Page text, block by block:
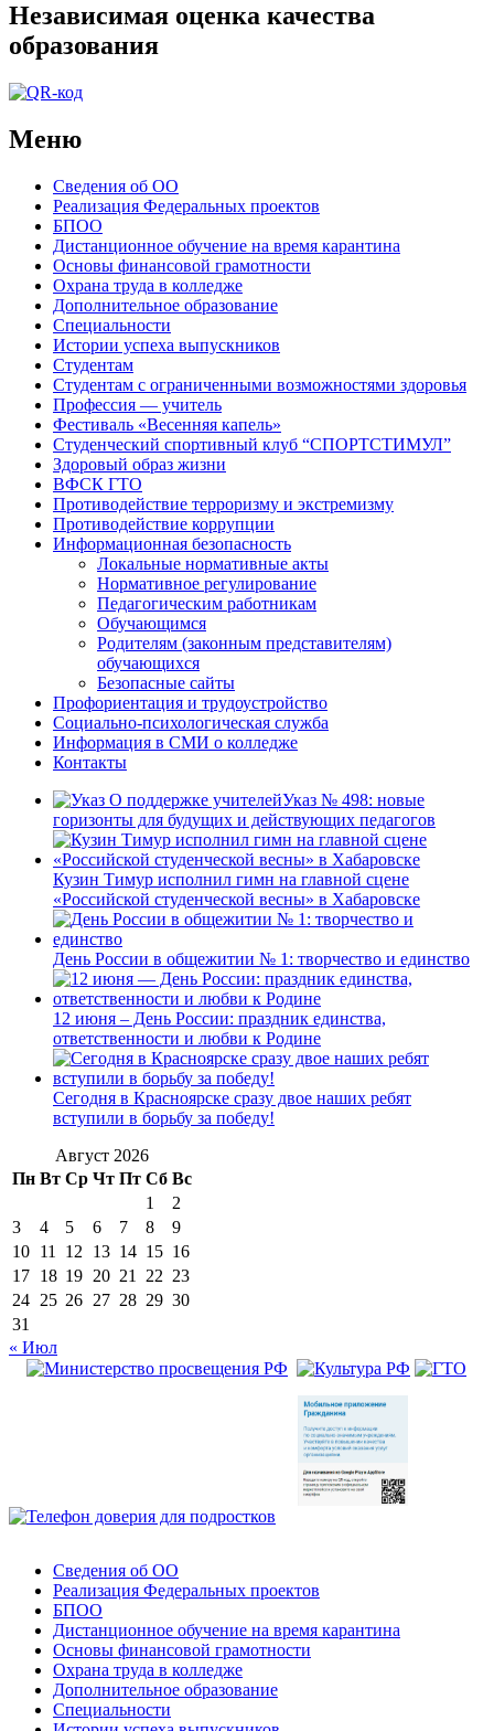
Независимая оценка качества
образования
Меню
Сведения об ОО
Реализация Федеральных проектов
БПОО
Дистанционное обучение на время карантина
Основы финансовой грамотности
Охрана труда в колледже
Дополнительное образование
Специальности
Истории успеха выпускников
Студентам
Студентам с ограниченными возможностями здоровья
Профессия — учитель
Фестиваль «Весенняя капель»
Студенческий спортивный клуб “СПОРТСТИМУЛ”
Здоровый образ жизни
ВФСК ГТО
Противодействие терроризму и экстремизму
Противодействие коррупции
Информационная безопасность
Локальные нормативные акты
Нормативное регулирование
Педагогическим работникам
Обучающимся
Родителям (законным представителям)
обучающихся
Безопасные сайты
Профориентация и трудоустройство
Социально-психологическая служба
Информация в СМИ о колледже
Контакты
Указ № 498: новые
горизонты для будущих и действующих педагогов
Кузин Тимур исполнил гимн на главной сцене
«Российской студенческой весны» в Хабаровске
День России в общежитии № 1: творчество и единство
12 июня – День России: праздник единства,
ответственности и любви к Родине
Сегодня в Красноярске сразу двое наших ребят
вступили в борьбу за победу!
Август 2026
Пн Вт Ср Чт Пт Сб Вс
1
2
3
4 5 6 7 8
9
10 11 12 13 14 15 16
17 18 19 20 21 22 23
24 25 26 27 28 29 30
31
« Июл
Сведения об ОО
Реализация Федеральных проектов
БПОО
Дистанционное обучение на время карантина
Основы финансовой грамотности
Охрана труда в колледже
Дополнительное образование
Специальности